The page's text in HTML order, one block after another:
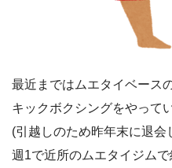
最近まではムエタイベース
キックボクシングをやって
(引越しのため昨年末に退会
週1で近所のムエタイジム